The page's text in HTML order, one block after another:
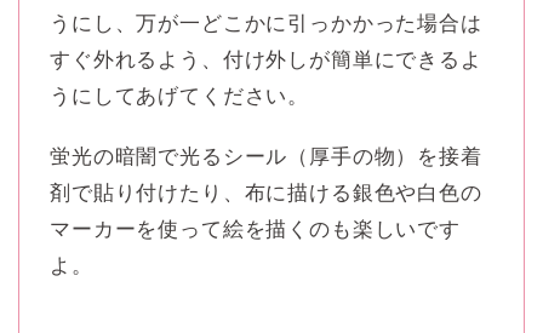
うにし、万が一どこかに引っかかった場合は
すぐ外れるよう、付け外しが簡単にできるよ
うにしてあげてください。
蛍光の暗闇で光るシール（厚手の物）を接着
剤で貼り付けたり、布に描ける銀色や白色の
マーカーを使って絵を描くのも楽しいです
よ。